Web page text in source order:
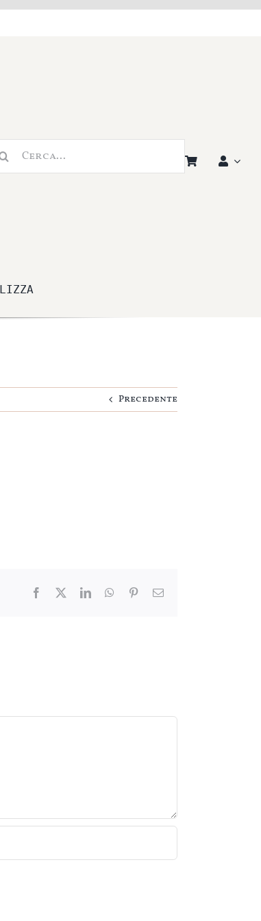
Precedente
Facebook
TwitterLinkedInWhatsApp
PinterestEmail